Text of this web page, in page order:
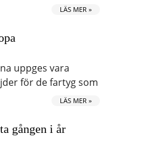
LÄS MER »
uppges vara
för de fartyg som
LÄS MER »
gången i år